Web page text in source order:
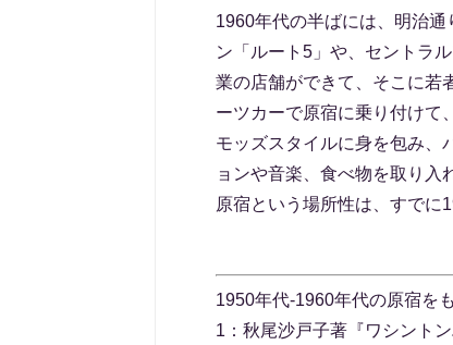
1960年代の半ばには、明治
ン「ルート5」や、セントラ
業の店舗ができて、そこに若
ーツカーで原宿に乗り付けて
モッズスタイルに身を包み、
ョンや音楽、食べ物を取り入
原宿という場所性は、すでに
1950年代-1960年代の原宿を
1：秋尾沙戸子著『ワシント